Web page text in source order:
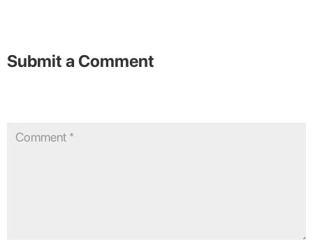
Submit a Comment